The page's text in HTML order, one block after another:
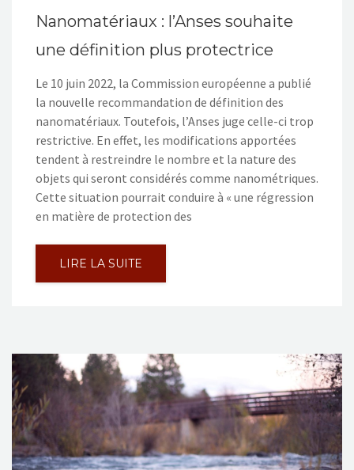
Nanomatériaux : l’Anses souhaite
une définition plus protectrice
Le 10 juin 2022, la Commission européenne a publié
la nouvelle recommandation de définition des
nanomatériaux. Toutefois, l’Anses juge celle-ci trop
restrictive. En effet, les modifications apportées
tendent à restreindre le nombre et la nature des
objets qui seront considérés comme nanométriques.
Cette situation pourrait conduire à « une régression
en matière de protection des
LIRE LA SUITE